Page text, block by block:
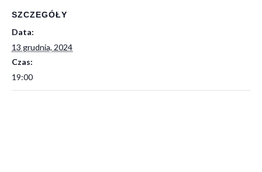
SZCZEGÓŁY
Data:
13 grudnia, 2024
Czas:
19:00